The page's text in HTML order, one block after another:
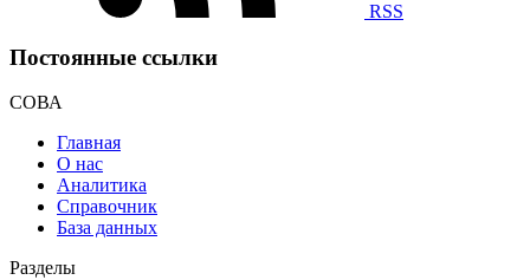
RSS
Постоянные ссылки
СОВА
Главная
О нас
Аналитика
Справочник
База данных
Разделы